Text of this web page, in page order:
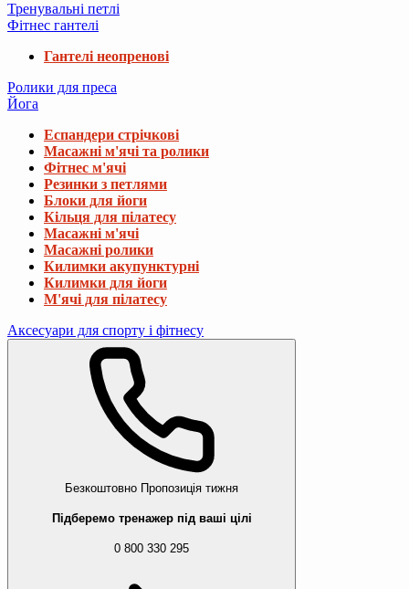
Тренувальні петлі
Фітнес гантелі
Гантелі неопренові
Ролики для преса
Йога
Еспандери стрічкові
Масажні м'ячі та ролики
Фітнес м'ячі
Резинки з петлями
Блоки для йоги
Кільця для пілатесу
Масажні м'ячі
Масажні ролики
Килимки акупунктурні
Килимки для йоги
М'ячі для пілатесу
Аксесуари для спорту і фітнесу
Безкоштовно Пропозиція тижня
Підберемо тренажер під ваші цілі
0 800 330 295